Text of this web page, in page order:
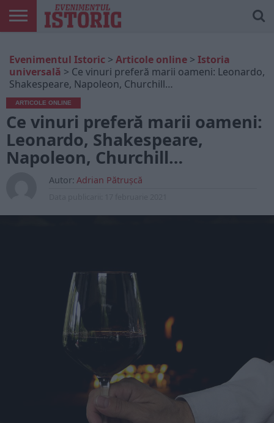
ONLINE
EDIȚII
TIPĂRITE
ISTORIC
PLAY
CONTUL
MEU
Evenimentul Istoric > Articole online > Istoria
universală > Ce vinuri preferă marii oameni: Leonardo,
Shakespeare, Napoleon, Churchill…
ARTICOLE ONLINE
Ce vinuri preferă marii oameni:
Leonardo, Shakespeare,
Napoleon, Churchill…
Autor: Adrian Pătrușcă